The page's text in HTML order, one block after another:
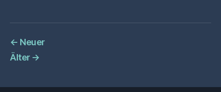
← Neuer
Älter →